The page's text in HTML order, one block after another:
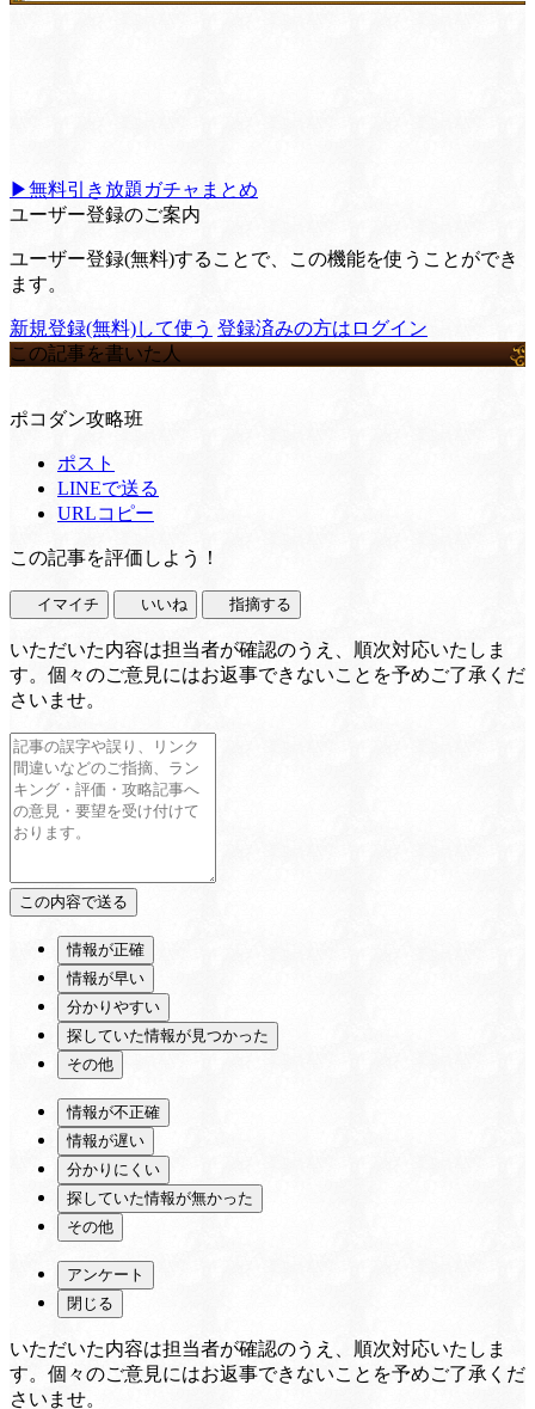
▶無料引き放題ガチャまとめ
ユーザー登録のご案内
ユーザー登録(無料)することで、この機能を使うことができ
ます。
新規登録(無料)して使う 登録済みの方はログイン
この記事を書いた人
ポコダン攻略班
ポスト
LINEで送る
URLコピー
この記事を評価しよう！
イマイチ いいね 指摘する
いただいた内容は担当者が確認のうえ、順次対応いたしま
す。個々のご意見にはお返事できないことを予めご了承くだ
さいませ。
情報が正確
情報が早い
分かりやすい
探していた情報が見つかった
その他
情報が不正確
情報が遅い
分かりにくい
探していた情報が無かった
その他
アンケート
閉じる
いただいた内容は担当者が確認のうえ、順次対応いたしま
す。個々のご意見にはお返事できないことを予めご了承くだ
さいませ。